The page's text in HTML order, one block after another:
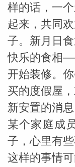
miller
样的话，一
起来，共同
子。新月日
快乐的食相
开始装修。
买的度假屋
新安置的消
某个家庭成
子，心里有
这样的事情